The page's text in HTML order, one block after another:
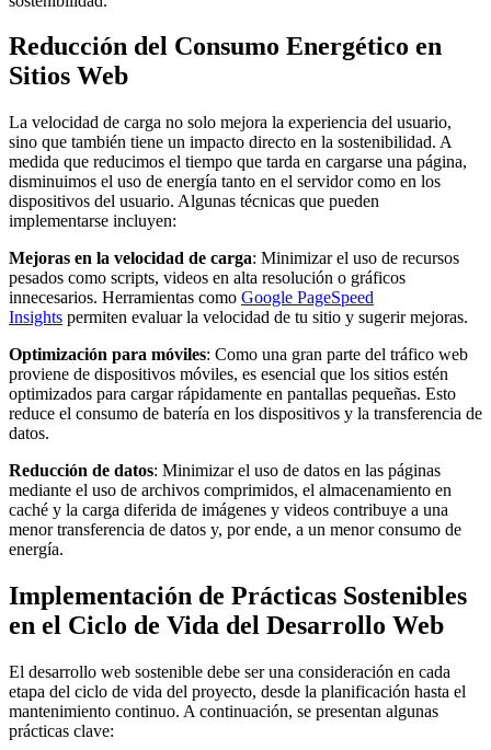
Reducción del Consumo Energético en
Sitios Web
La velocidad de carga no solo mejora la experiencia del usuario,
sino que también tiene un impacto directo en la sostenibilidad. A
medida que reducimos el tiempo que tarda en cargarse una página,
disminuimos el uso de energía tanto en el servidor como en los
dispositivos del usuario. Algunas técnicas que pueden
implementarse incluyen:
Mejoras en la velocidad de carga: Minimizar el uso de recursos
pesados como scripts, videos en alta resolución o gráficos
innecesarios. Herramientas como Google PageSpeed
Insights permiten evaluar la velocidad de tu sitio y sugerir mejoras.
Optimización para móviles: Como una gran parte del tráfico web
proviene de dispositivos móviles, es esencial que los sitios estén
optimizados para cargar rápidamente en pantallas pequeñas. Esto
reduce el consumo de batería en los dispositivos y la transferencia de
datos.
Reducción de datos: Minimizar el uso de datos en las páginas
mediante el uso de archivos comprimidos, el almacenamiento en
caché y la carga diferida de imágenes y videos contribuye a una
menor transferencia de datos y, por ende, a un menor consumo de
energía.
Implementación de Prácticas Sostenibles
en el Ciclo de Vida del Desarrollo Web
El desarrollo web sostenible debe ser una consideración en cada
etapa del ciclo de vida del proyecto, desde la planificación hasta el
mantenimiento continuo. A continuación, se presentan algunas
prácticas clave: